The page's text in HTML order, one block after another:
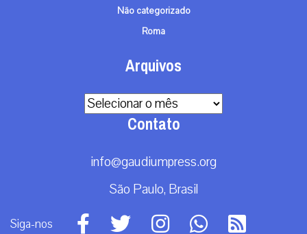
Não categorizado
Roma
Arquivos
Arquivos
Contato
info@gaudiumpress.org
São Paulo, Brasil
Siga-nos